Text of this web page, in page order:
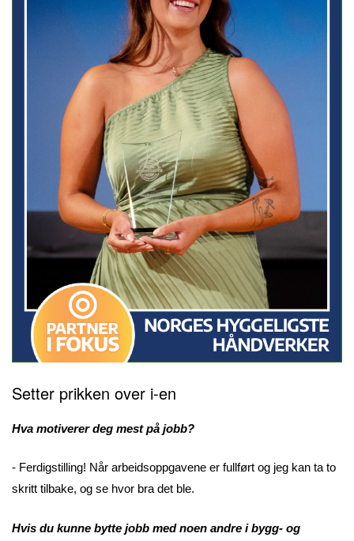
Setter prikken over i-en
Hva motiverer deg mest på jobb?
- Ferdigstilling! Når arbeidsoppgavene er fullført og jeg kan ta to
skritt tilbake, og se hvor bra det ble.
Hvis du kunne bytte jobb med noen andre i bygg- og